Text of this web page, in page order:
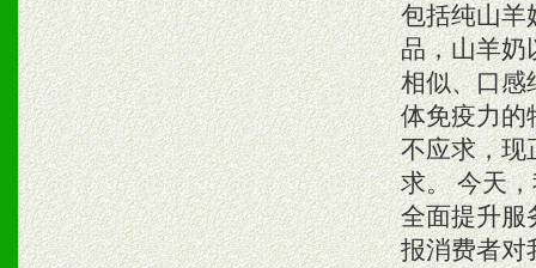
包括纯山羊
品，山羊奶
相似、口感
体免疫力的
不应求，现
求。 今天
全面提升服
报消费者对